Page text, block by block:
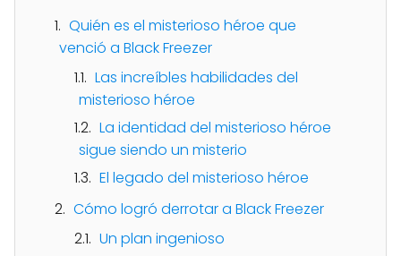
Quién es el misterioso héroe que
venció a Black Freezer
Las increíbles habilidades del
misterioso héroe
La identidad del misterioso héroe
sigue siendo un misterio
El legado del misterioso héroe
Cómo logró derrotar a Black Freezer
Un plan ingenioso